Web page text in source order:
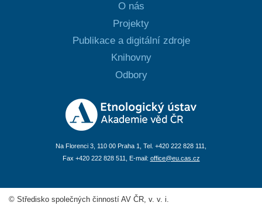
O nás
Projekty
Publikace a digitální zdroje
Knihovny
Odbory
Na Florenci 3, 110 00 Praha 1, Tel. +420 222 828 111,
Fax +420 222 828 511, E-mail: office@eu.cas.cz
© Středisko společných činností AV ČR, v. v. i.